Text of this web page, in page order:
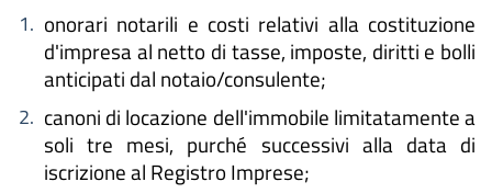
onorari notarili e costi relativi alla costituzione
d'impresa al netto di tasse, imposte, diritti e bolli
anticipati dal notaio/consulente;
canoni di locazione dell'immobile limitatamente a
soli tre mesi, purché successivi alla data di
iscrizione al Registro Imprese;